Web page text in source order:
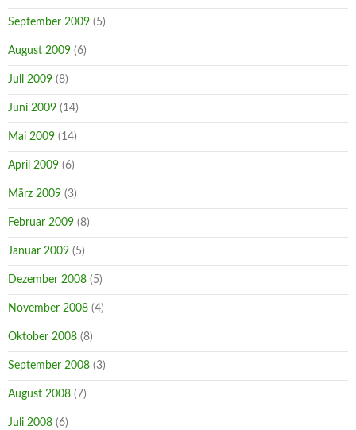
September 2009 (5)
August 2009 (6)
Juli 2009 (8)
Juni 2009 (14)
Mai 2009 (14)
April 2009 (6)
März 2009 (3)
Februar 2009 (8)
Januar 2009 (5)
Dezember 2008 (5)
November 2008 (4)
Oktober 2008 (8)
September 2008 (3)
August 2008 (7)
Juli 2008 (6)